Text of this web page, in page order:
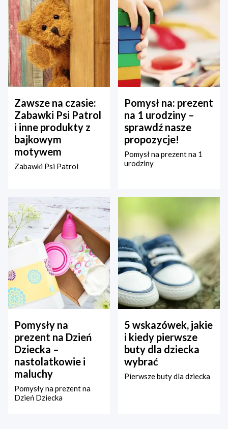
Zawsze na czasie:
Zabawki Psi Patrol
i inne produkty z
bajkowym
motywem
Zabawki Psi Patrol
Pomysł na: prezent
na 1 urodziny –
sprawdź nasze
propozycje!
Pomysł na prezent na 1
urodziny
Pomysły na
prezent na Dzień
Dziecka –
nastolatkowie i
maluchy
Pomysły na prezent na
Dzień Dziecka
5 wskazówek, jakie
i kiedy pierwsze
buty dla dziecka
wybrać
Pierwsze buty dla dziecka